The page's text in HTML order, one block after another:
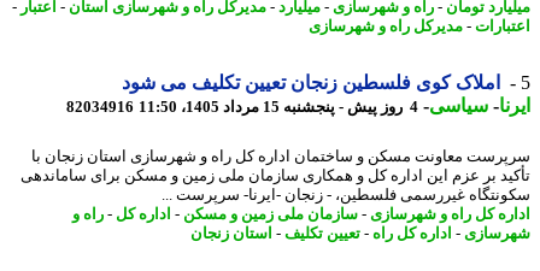
تومان-راه و شهرسازی- میلیارد-مدیرکل راه و شهرسازی استان-اعتبار-
- مدیرکل راه و شهرسازی
املاک کوی فلسطین زنجان تعیین تکلیف می شود
-سیاسی-4 روز پیش - پنجشنبه 15 مرداد 1405، 11:50 82034916
معاونت مسکن و ساختمان اداره کل راه و شهرسازی استان زنجان با
بر عزم این اداره کل و همکاری سازمان ملی زمین و مسکن برای ساماندهی
غیررسمی فلسطین، - زنجان -ایرنا- سرپرست ...
کل راه و شهرسازی- سازمان ملی زمین و مسکن-اداره کل-راه و
- اداره کل راه - تعیین تکلیف-استان زنجان